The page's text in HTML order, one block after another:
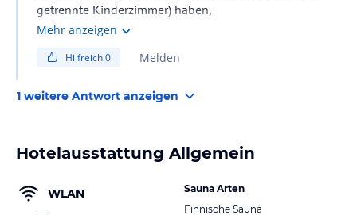
getrennte Kinderzimmer) haben,
sind Kinder ab 7 Jahre im Goies herzlich Willkommen.
Mehr anzeigen
Hilfreich0 Melden
1 weitere Antwort anzeigen
Hotelausstattung Allgemein
WLAN
Sauna Arten
Finnische Sauna